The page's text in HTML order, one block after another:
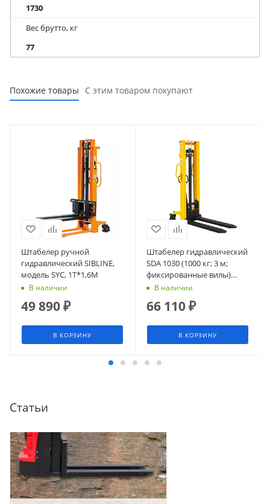
1730
Вес брутто, кг
77
Похожие товары С этим товаром покупают
Штабелер ручной
гидравлический SIBLINE,
модель SYC, 1Т*1,6М
В наличии
49 890₽
В КОРЗИНУ
Штабелер гидравлический
SDA 1030 (1000 кг; 3 м;
фиксированные вилы)
СМАРТЛИФТ (SMARTLIFT)
В наличии
66 110₽
В КОРЗИНУ
Статьи